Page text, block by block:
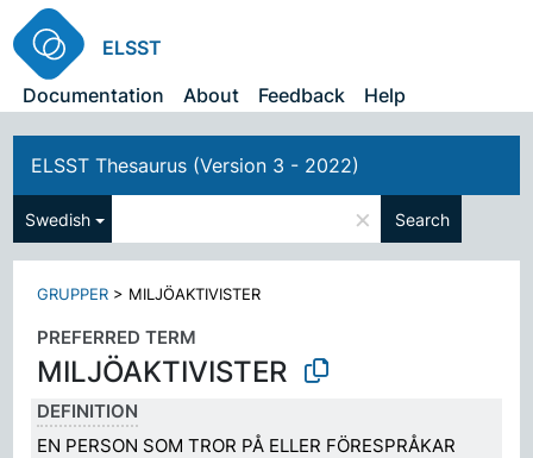
ELSST
Documentation
About Feedback Help
ELSST Thesaurus (Version 3 - 2022)
Swedish × Search
GRUPPER > MILJÖAKTIVISTER
PREFERRED TERM
MILJÖAKTIVISTER
DEFINITION
EN PERSON SOM TROR PÅ ELLER FÖRESPRÅKAR